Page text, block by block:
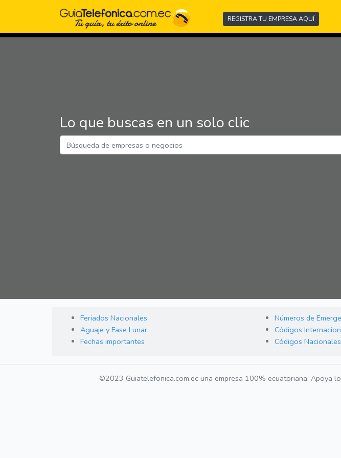
REGISTRA TU EMPRESA AQUÍ
Lo que buscas en un solo clic
Feriados Nacionales
Aguaje y Fase Lunar
Fechas importantes
Números de
Códigos
Códigos Nacionales
©2023 Guiatelefonica.com.ec una empresa 100% ecuatoriana. Apoya